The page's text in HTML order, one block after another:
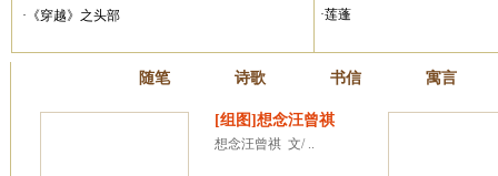
·《穿越》之头部 ·莲蓬
随笔 诗歌 书信 寓言
[组图]想念汪曾祺
想念汪曾祺  文/ ..